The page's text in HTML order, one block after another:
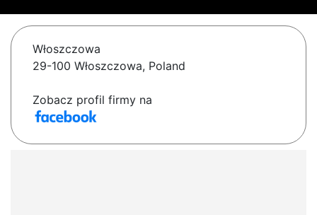
Włoszczowa
29-100 Włoszczowa, Poland
Zobacz profil firmy na